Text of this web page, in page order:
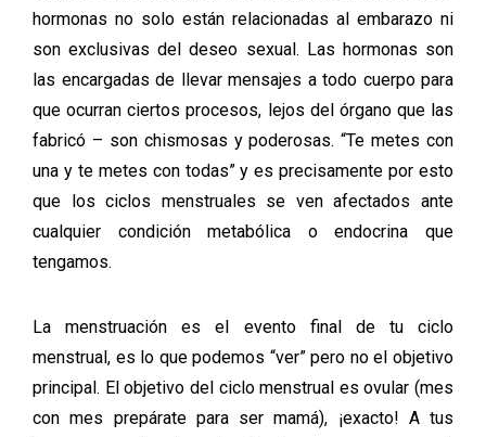
hormonas no solo están relacionadas al embarazo ni
son exclusivas del deseo sexual. Las hormonas son
las encargadas de llevar mensajes a todo cuerpo para
que ocurran ciertos procesos, lejos del órgano que las
fabricó – son chismosas y poderosas. “Te metes con
una y te metes con todas” y es precisamente por esto
que los ciclos menstruales se ven afectados ante
cualquier condición metabólica o endocrina que
tengamos.
La menstruación es el evento final de tu ciclo
menstrual, es lo que podemos “ver” pero no el objetivo
principal. El objetivo del ciclo menstrual es ovular (mes
con mes prepárate para ser mamá), ¡exacto! A tus